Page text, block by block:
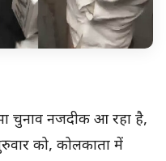
चुनाव नजदीक आ रहा है,
को, कोलकाता में